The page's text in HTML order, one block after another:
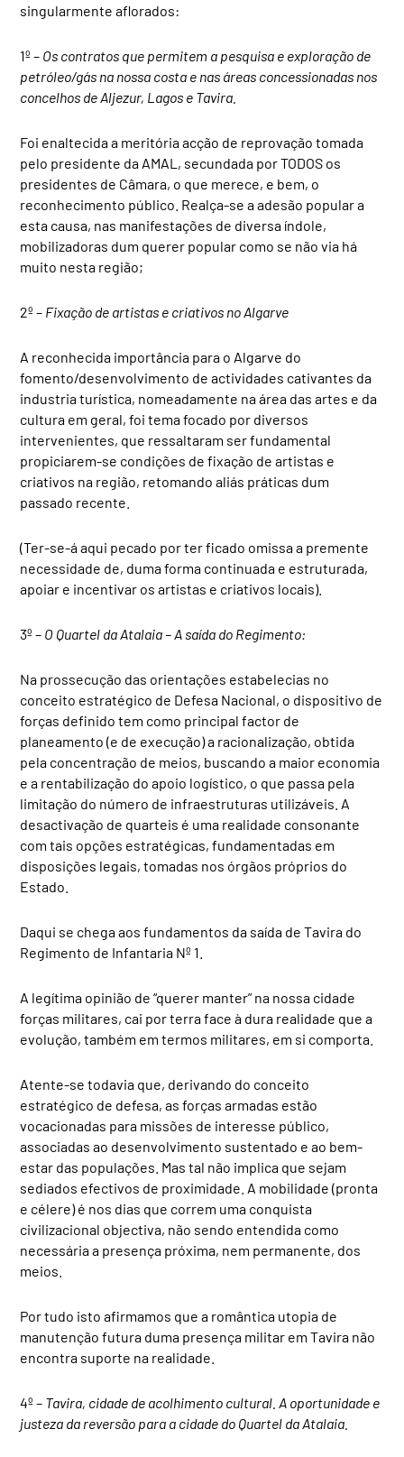
singularmente aflorados:
1º – Os contratos que permitem a pesquisa e exploração de
petróleo/gás na nossa costa e nas áreas concessionadas nos
concelhos de Aljezur, Lagos e Tavira.
Foi enaltecida a meritória acção de reprovação tomada
pelo presidente da AMAL, secundada por TODOS os
presidentes de Câmara, o que merece, e bem, o
reconhecimento público. Realça-se a adesão popular a
esta causa, nas manifestações de diversa índole,
mobilizadoras dum querer popular como se não via há
muito nesta região;
2º – Fixação de artistas e criativos no Algarve
A reconhecida importância para o Algarve do
fomento/desenvolvimento de actividades cativantes da
industria turística, nomeadamente na área das artes e da
cultura em geral, foi tema focado por diversos
intervenientes, que ressaltaram ser fundamental
propiciarem-se condições de fixação de artistas e
criativos na região, retomando aliás práticas dum
passado recente.
(Ter-se-á aqui pecado por ter ficado omissa a premente
necessidade de, duma forma continuada e estruturada,
apoiar e incentivar os artistas e criativos locais).
3º – O Quartel da Atalaia – A saída do Regimento:
Na prossecução das orientações estabelecias no
conceito estratégico de Defesa Nacional, o dispositivo de
forças definido tem como principal factor de
planeamento (e de execução) a racionalização, obtida
pela concentração de meios, buscando a maior economia
e a rentabilização do apoio logístico, o que passa pela
limitação do número de infraestruturas utilizáveis. A
desactivação de quarteis é uma realidade consonante
com tais opções estratégicas, fundamentadas em
disposições legais, tomadas nos órgãos próprios do
Estado.
Daqui se chega aos fundamentos da saída de Tavira do
Regimento de Infantaria Nº 1.
A legítima opinião de “querer manter” na nossa cidade
forças militares, cai por terra face à dura realidade que a
evolução, também em termos militares, em si comporta.
Atente-se todavia que, derivando do conceito
estratégico de defesa, as forças armadas estão
vocacionadas para missões de interesse público,
associadas ao desenvolvimento sustentado e ao bem-
estar das populações. Mas tal não implica que sejam
sediados efectivos de proximidade. A mobilidade (pronta
e célere) é nos dias que correm uma conquista
civilizacional objectiva, não sendo entendida como
necessária a presença próxima, nem permanente, dos
meios.
Por tudo isto afirmamos que a romântica utopia de
manutenção futura duma presença militar em Tavira não
encontra suporte na realidade.
4º – Tavira, cidade de acolhimento cultural. A oportunidade e
justeza da reversão para a cidade do Quartel da Atalaia.